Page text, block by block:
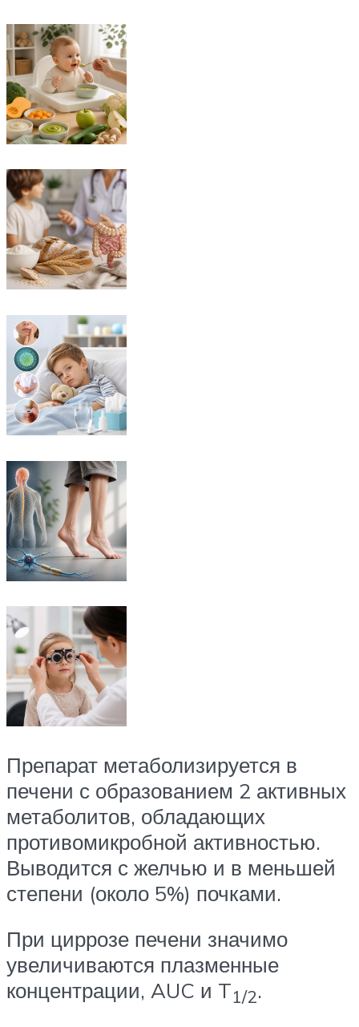
Препарат метаболизируется в
печени с образованием 2 активных
метаболитов, обладающих
противомикробной активностью.
Выводится с желчью и в меньшей
степени (около 5%) почками.
При циррозе печени значимо
увеличиваются плазменные
концентрации, AUC и T1/2.